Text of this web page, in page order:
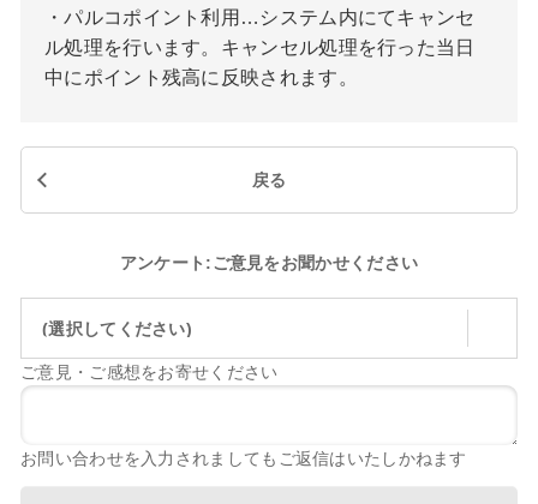
・パルコポイント利用…システム内にてキャンセ
ル処理を行います。キャンセル処理を行った当日
中にポイント残高に反映されます。
戻る
アンケート:ご意見をお聞かせください
(選択してください)
ご意見・ご感想をお寄せください
お問い合わせを入力されましてもご返信はいたしかねます